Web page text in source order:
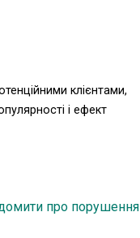
клієнтами,
і ефект
про порушення